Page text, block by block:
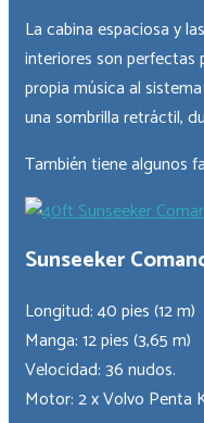
La cabina espaciosa y
interiores son perfectas
propia música al
una sombrilla retráctil,
También tiene algunos
Sunseeker
Longitud: 40 pies (12 m)
Manga: 12 pies (3,65 m)
Velocidad: 36 nudos.
Motor: 2 x Volvo Penta